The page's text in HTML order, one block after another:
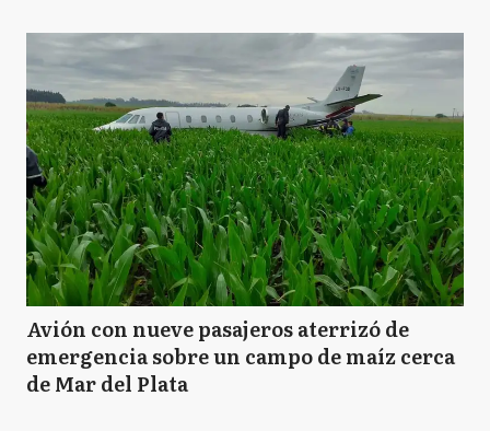
Avión con nueve pasajeros aterrizó de
emergencia sobre un campo de maíz cerca
de Mar del Plata